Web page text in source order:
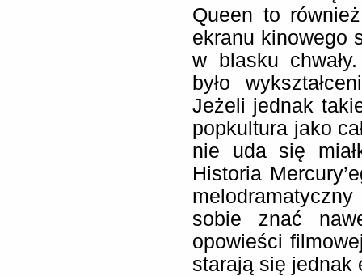
Queen to
ekranu kinowego
w blasku
było
Jeżeli jednak
popkultura jako
nie uda się
Historia
sobie znać
opowieści
starają się jednak